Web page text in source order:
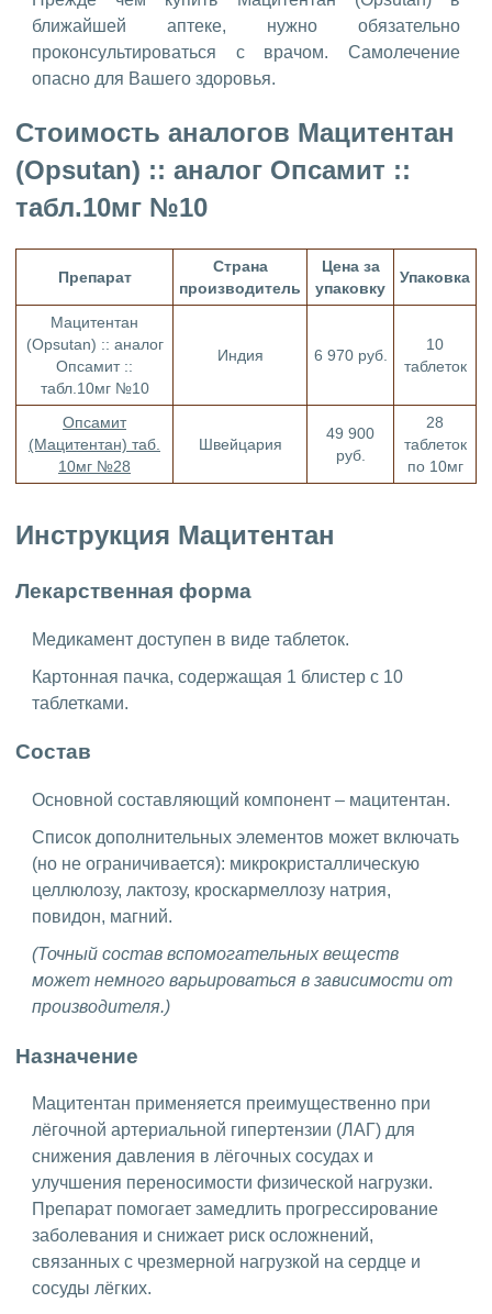
ближайшей аптеке, нужно обязательно
проконсультироваться с врачом. Самолечение
опасно для Вашего здоровья.
Стоимость аналогов Мацитентан
(Opsutan) :: аналог Опсамит ::
табл.10мг №10
Препарат
Страна
производитель
Цена за
упаковку
Упаковка
Мацитентан
(Opsutan) :: аналог
Опсамит ::
табл.10мг №10
Индия 6 970 руб.
10
таблеток
Опсамит
(Мацитентан) таб.
10мг №28
Швейцария
49 900
руб.
28
таблеток
по 10мг
Инструкция Мацитентан
Лекарственная форма
Медикамент доступен в виде таблеток.
Картонная пачка, содержащая 1 блистер с 10
таблетками.
Состав
Основной составляющий компонент – мацитентан.
Список дополнительных элементов может включать
(но не ограничивается): микрокристаллическую
целлюлозу, лактозу, кроскармеллозу натрия,
повидон, магний.
(Точный состав вспомогательных веществ
может немного варьироваться в зависимости от
производителя.)
Назначение
Мацитентан применяется преимущественно при
лёгочной артериальной гипертензии (ЛАГ) для
снижения давления в лёгочных сосудах и
улучшения переносимости физической нагрузки.
Препарат помогает замедлить прогрессирование
заболевания и снижает риск осложнений,
связанных с чрезмерной нагрузкой на сердце и
сосуды лёгких.